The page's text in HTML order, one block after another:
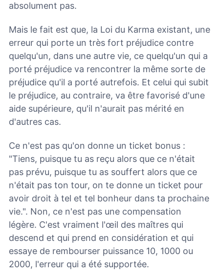
absolument pas.
Mais le fait est que, la Loi du Karma existant, une
erreur qui porte un très fort préjudice contre
quelqu'un, dans une autre vie, ce quelqu'un qui a
porté préjudice va rencontrer la même sorte de
préjudice qu'il a porté autrefois. Et celui qui subit
le préjudice, au contraire, va être favorisé d'une
aide supérieure, qu'il n'aurait pas mérité en
d'autres cas.
Ce n'est pas qu'on donne un ticket bonus :
"Tiens, puisque tu as reçu alors que ce n'était
pas prévu, puisque tu as souffert alors que ce
n'était pas ton tour, on te donne un ticket pour
avoir droit à tel et tel bonheur dans ta prochaine
vie.". Non, ce n'est pas une compensation
légère. C'est vraiment l'œil des maîtres qui
descend et qui prend en considération et qui
essaye de rembourser puissance 10, 1000 ou
2000, l'erreur qui a été supportée.